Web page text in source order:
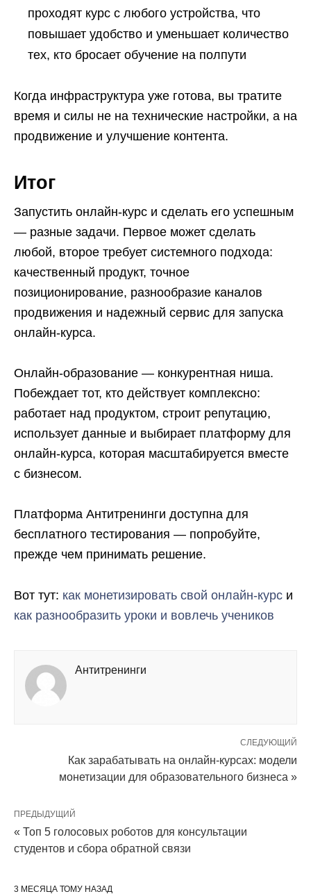
проходят курс с любого устройства, что
повышает удобство и уменьшает количество
тех, кто бросает обучение на полпути
Когда инфраструктура уже готова, вы тратите
время и силы не на технические настройки, а на
продвижение и улучшение контента.
Итог
Запустить онлайн-курс и сделать его успешным
— разные задачи. Первое может сделать
любой, второе требует системного подхода:
качественный продукт, точное
позиционирование, разнообразие каналов
продвижения и надежный сервис для запуска
онлайн-курса.
Онлайн-образование — конкурентная ниша.
Побеждает тот, кто действует комплексно:
работает над продуктом, строит репутацию,
использует данные и выбирает платформу для
онлайн-курса, которая масштабируется вместе
с бизнесом.
Платформа Антитренинги доступна для
бесплатного тестирования — попробуйте,
прежде чем принимать решение.
Вот тут: как монетизировать свой онлайн-курс и
как разнообразить уроки и вовлечь учеников
Антитренинги
СЛЕДУЮЩИЙ
Как зарабатывать на онлайн-курсах: модели
монетизации для образовательного бизнеса »
ПРЕДЫДУЩИЙ
« Топ 5 голосовых роботов для консультации
студентов и сбора обратной связи
3 МЕСЯЦА ТОМУ НАЗАД